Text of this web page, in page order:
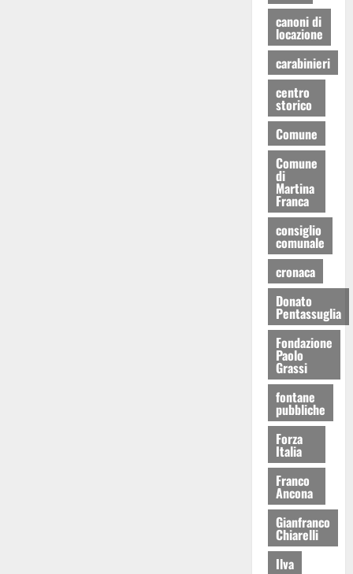
canoni di
locazione
carabinieri
centro
storico
Comune
Comune
di
Martina
Franca
consiglio
comunale
cronaca
Donato
Pentassuglia
Fondazione
Paolo
Grassi
fontane
pubbliche
Forza
Italia
Franco
Ancona
Gianfranco
Chiarelli
Ilva